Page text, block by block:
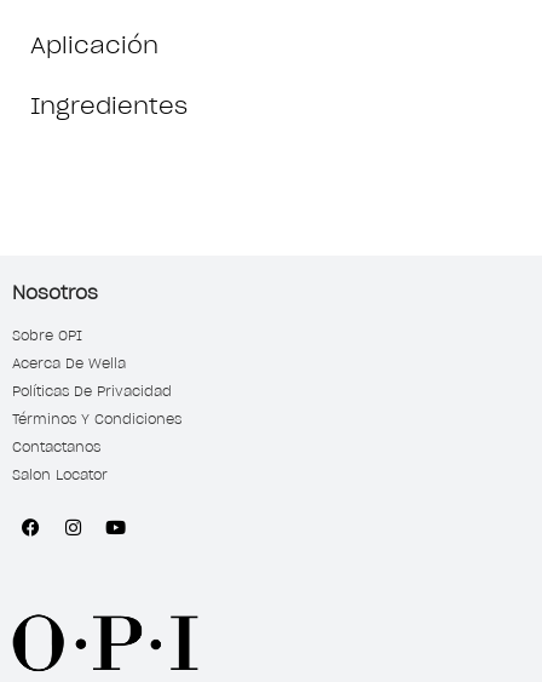
Aplicación
Ingredientes
Nosotros
Sobre OPI
Acerca De Wella
Políticas De Privacidad
Términos Y Condiciones
Contactanos
Salon Locator